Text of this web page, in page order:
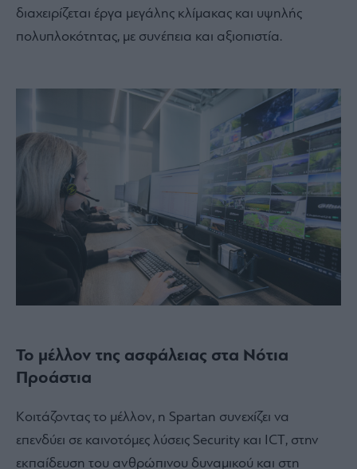
διαχειρίζεται έργα μεγάλης κλίμακας και υψηλής
πολυπλοκότητας, με συνέπεια και αξιοπιστία.
Το μέλλον της ασφάλειας στα Νότια
Προάστια
Κοιτάζοντας το μέλλον, η Spartan συνεχίζει να
επενδύει σε καινοτόμες λύσεις Security και ICT, στην
εκπαίδευση του ανθρώπινου δυναμικού και στη